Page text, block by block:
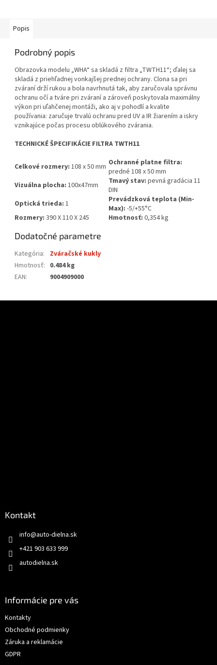
Popis
Podrobný popis
Obrazovka modelu „WHA“ sa skladá z filtra „TWTH11“; ďalej sa
skladá z priehľadnej vonkajšej prednej ochrany. Clona sa pri
zváraní drží rukou a bola navrhnutá tak, aby zaručovala správnu
ochranu očí a tváre pri zváraní a zároveň poskytovala maximálny
výkon pri uľahčenej montáži, ako aj v pohodlí a kvalite
používania: zaručuje trvalú ochranu pred UV a IR žiarením a iskry
vznikajúce počas procesu oblúkového zvárania.
TECHNICKÉ ŠPECIFIKÁCIE FILTRA TWTH11
Celkové rozmery: 108 x 50 mm Ochranné platne filtra:
predné 108 x 50 mm
Vizuálna plocha: 100x47mm Tmavý stav: pevná gradácia 11
DIN
Optická trieda: 1
Prevádzková teplota (Min-
Max): -5/+55°C
Rozmery: 390 X 110 X 245 Hmotnosť: 0,354 kg
Dodatočné parametre
Kategória:
Zváračské kukly
Hmotnosť: 0.484 kg
EAN: 9004909000
Kontakt
info@auto-dielna.sk
+421 903 633 999
autodielna.sk
Informácie pre vás
Kontakty
Obchodné podmienky
Záruka a reklamácie
GDPR